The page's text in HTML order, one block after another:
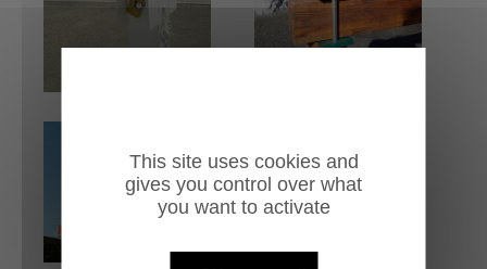
This site uses cookies and
gives you control over what
you want to activate